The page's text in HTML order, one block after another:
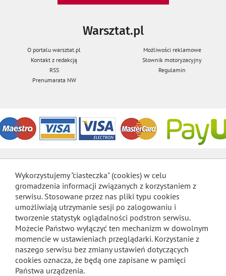
Warsztat.pl
O portalu warsztat.pl
Możliwości reklamowe
Kontakt z redakcją
Słownik motoryzacyjny
RSS
Regulamin
Prenumarata NW
Wykorzystujemy "ciasteczka" (cookies) w celu
gromadzenia informacji związanych z korzystaniem z
serwisu. Stosowane przez nas pliki typu cookies
umożliwiają utrzymanie sesji po zalogowaniu i
tworzenie statystyk oglądalności podstron serwisu.
Możecie Państwo wyłączyć ten mechanizm w dowolnym
momencie w ustawieniach przeglądarki. Korzystanie z
naszego serwisu bez zmiany ustawień dotyczących
cookies oznacza, że będą one zapisane w pamięci
Państwa urządzenia.